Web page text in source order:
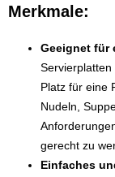
Merkmale:
Geeignet für
Platz für eine
Nudeln,
gerecht zu
Einfaches